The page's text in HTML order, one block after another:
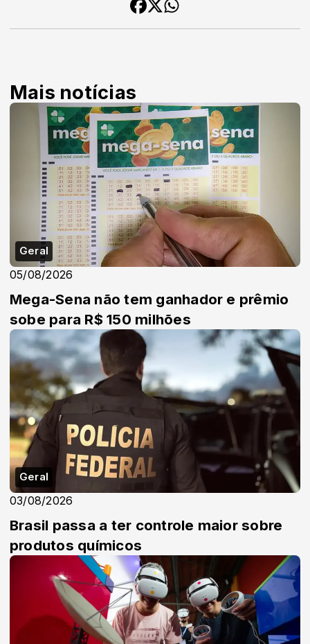
Mais notícias
Geral
05/08/2026
Mega-Sena não tem ganhador e prêmio
sobe para R$ 150 milhões
Geral
03/08/2026
Brasil passa a ter controle maior sobre
produtos químicos